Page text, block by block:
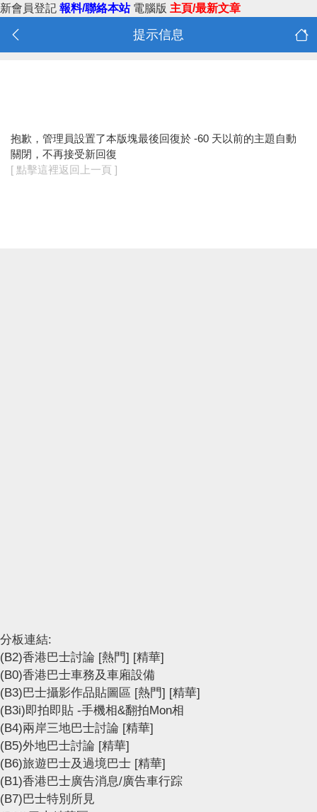
新會員登記 報料/聯絡本站 電腦版 主頁/最新文章
提示信息
抱歉，管理員設置了本版塊最後回復於 -60 天以前的主題自動
關閉，不再接受新回復
[ 點擊這裡返回上一頁 ]
分板連結:
(B2)香港巴士討論 [熱門] [精華]
(B0)香港巴士車務及車廂設備
(B3)巴士攝影作品貼圖區 [熱門] [精華]
(B3i)即拍即貼 -手機相&翻拍Mon相
(B4)兩岸三地巴士討論 [精華]
(B5)外地巴士討論 [精華]
(B6)旅遊巴士及過境巴士 [精華]
(B1)香港巴士廣告消息/廣告車行踪
(B7)巴士特別所見